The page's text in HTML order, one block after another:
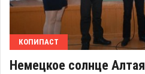
КОПИПАСТ
Немецкое солнце Алтая